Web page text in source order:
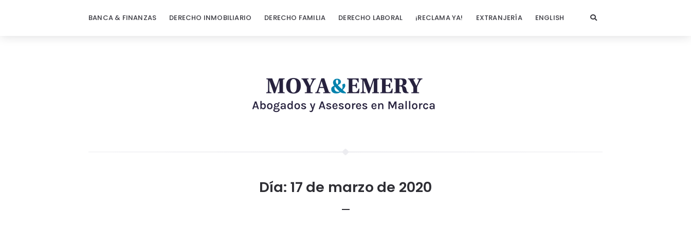
BANCA & FINANZAS DERECHO INMOBILIARIO DERECHO FAMILIA DERECHO LABORAL ¡RECLAMA YA! EXTRANJERÍA ENGLISH
Día: 17 de marzo de 2020